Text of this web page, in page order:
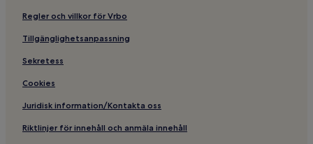
Hotell i närheten av Nya torget spårvagnshållplats
Regler och villkor för Vrbo
Tillgänglighetsanpassning
Sekretess
Cookies
Juridisk information/Kontakta oss
Riktlinjer för innehåll och anmäla innehåll